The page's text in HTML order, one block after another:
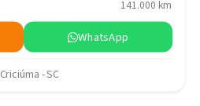
141.000 km
WhatsApp
Criciúma - SC